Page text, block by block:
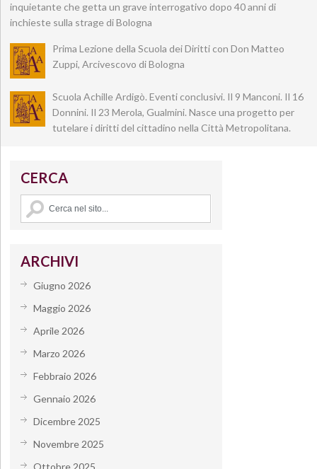
inquietante che getta un grave interrogativo dopo 40 anni di
inchieste sulla strage di Bologna
Prima Lezione della Scuola dei Diritti con Don Matteo
Zuppi, Arcivescovo di Bologna
Scuola Achille Ardigò. Eventi conclusivi. Il 9 Manconi. Il 16
Donnini. Il 23 Merola, Gualmini. Nasce una progetto per
tutelare i diritti del cittadino nella Città Metropolitana.
CERCA
ARCHIVI
Giugno 2026
Maggio 2026
Aprile 2026
Marzo 2026
Febbraio 2026
Gennaio 2026
Dicembre 2025
Novembre 2025